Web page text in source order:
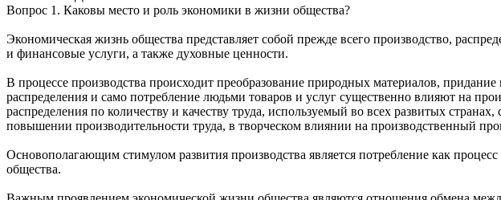
Вопрос 1. Каковы место и роль экономики в жизни общества?
Экономическая жизнь общества представляет собой прежде всего производство,
и финансовые услуги, а также духовные ценности.
В процессе производства происходит преобразование природных материалов,
распределения и само потребление людьми товаров и услуг существенно влияют на
распределения по количеству и качеству труда, используемый во всех развитых
повышении производительности труда, в творческом влиянии на производственный
Основополагающим стимулом развития производства является потребление как
общества.